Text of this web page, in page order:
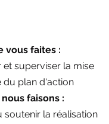
vous faites :
superviser la mise
plan d'action
faisons :
la réalisation